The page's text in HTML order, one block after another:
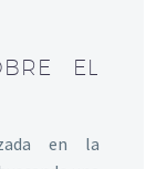
EL
en la